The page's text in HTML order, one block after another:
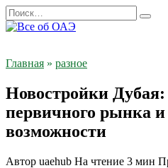
Перейти
к
Search
for:
Главная » разное
Новостройки
первичного рынка
возможности
Автор uaehub На чтение 3 мин